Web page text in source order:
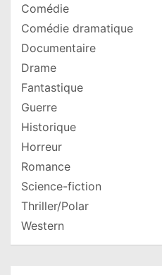
Comédie
Comédie dramatique
Documentaire
Drame
Fantastique
Guerre
Historique
Horreur
Romance
Science-fiction
Thriller/Polar
Western